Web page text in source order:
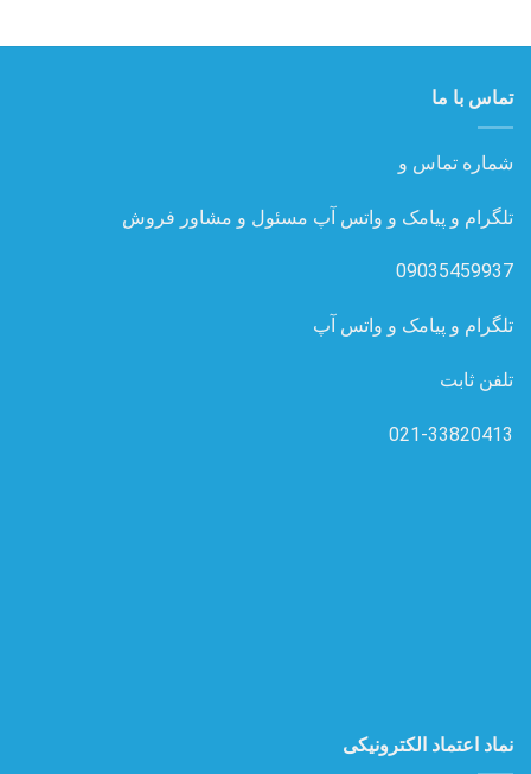
تماس با ما
شماره تماس و
تلگرام و پیامک و واتس آپ مسئول و مشاور فروش
09035459937
تلگرام و پیامک و واتس آپ
تلفن ثابت
021-33820413
نماد اعتماد الکترونیکی